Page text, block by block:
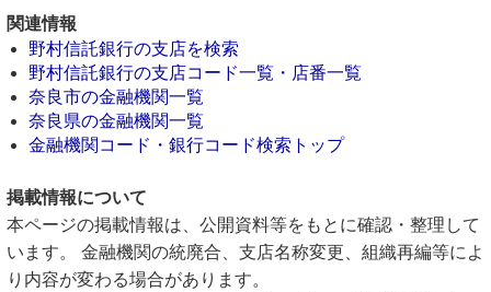
関連情報
野村信託銀行の支店を検索
野村信託銀行の支店コード一覧・店番一覧
奈良市の金融機関一覧
奈良県の金融機関一覧
金融機関コード・銀行コード検索トップ
掲載情報について
本ページの掲載情報は、公開資料等をもとに確認・整理して
います。 金融機関の統廃合、支店名称変更、組織再編等によ
り内容が変わる場合があります。